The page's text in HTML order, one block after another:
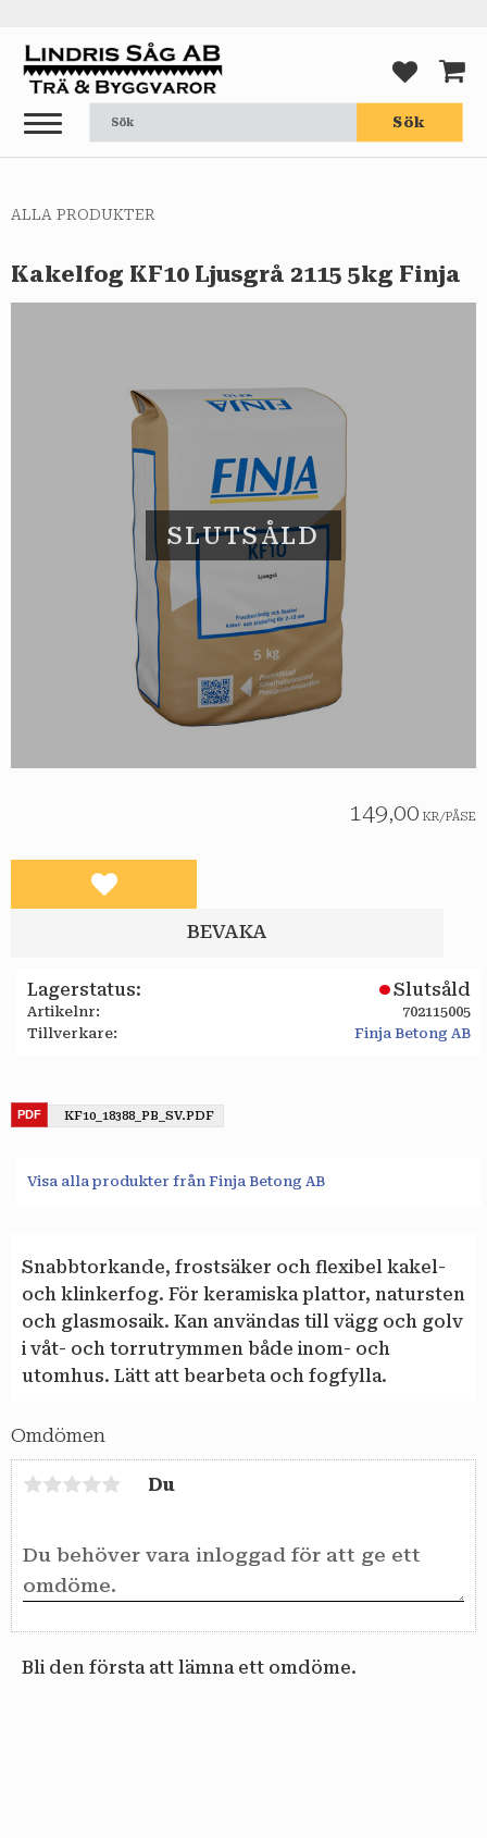
Meny
Sök
ALLA PRODUKTER
Kakelfog KF10 Ljusgrå 2115 5kg Finja
SLUTSÅLD
149,00 KR/PÅSE
Lägg till i favoriter
BEVAKA
Lagerstatus Slutsåld
Artikelnr
702115005
Tillverkare
Finja Betong AB
KF10_18388_PB_SV.PDF
Visa alla produkter från Finja Betong AB
Snabbtorkande, frostsäker och flexibel kakel-
och klinkerfog. För keramiska plattor, natursten
och glasmosaik. Kan användas till vägg och golv
i våt- och torrutrymmen både inom- och
utomhus. Lätt att bearbeta och fogfylla.
Omdömen
Du
Bli den första att lämna ett omdöme.